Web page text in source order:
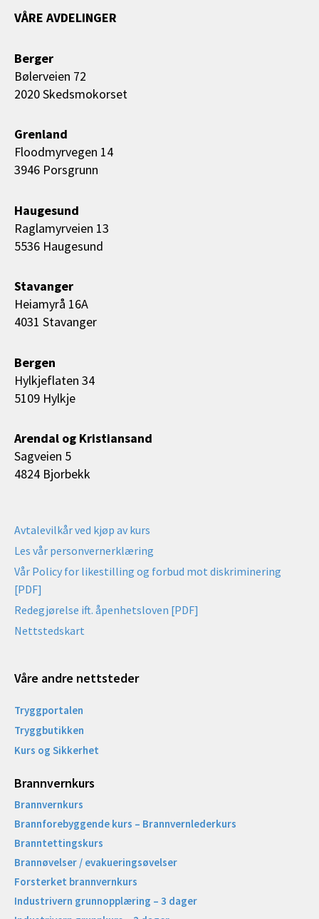
VÅRE AVDELINGER
Berger
Bølerveien 72
2020 Skedsmokorset
Grenland
Floodmyrvegen 14
3946 Porsgrunn
Haugesund
Raglamyrveien 13
5536 Haugesund
Stavanger
Heiamyrå 16A
4031 Stavanger
Bergen
Hylkjeflaten 34
5109 Hylkje
Arendal og Kristiansand
Sagveien 5
4824 Bjorbekk
Avtalevilkår ved kjøp av kurs
Les vår personvernerklæring
Vår Policy for likestilling og forbud mot diskriminering
[PDF]
Redegjørelse ift. åpenhetsloven [PDF]
Nettstedskart
Våre andre nettsteder
Tryggportalen
Tryggbutikken
Kurs og Sikkerhet
Brannvernkurs
Brannvernkurs
Brannforebyggende kurs – Brannvernlederkurs
Branntettingskurs
Brannøvelser / evakueringsøvelser
Forsterket brannvernkurs
Industrivern grunnopplæring – 3 dager